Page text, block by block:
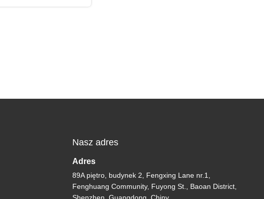
Nasz adres
Adres
89A piętro, budynek 2, Fengxing Lane nr.1,
Fenghuang Community, Fuyong St., Baoan District,